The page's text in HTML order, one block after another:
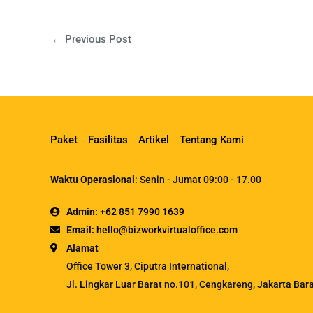
← Previous Post
Paket Fasilitas Artikel Tentang Kami
Waktu Operasional : Senin - Jumat 09:00 - 17.00
Admin: +62 851 7990 1639
Email: hello@bizworkvirtualoffice.com
Alamat
Office Tower 3, Ciputra International,
Jl. Lingkar Luar Barat no.101, Cengkareng, Jakarta